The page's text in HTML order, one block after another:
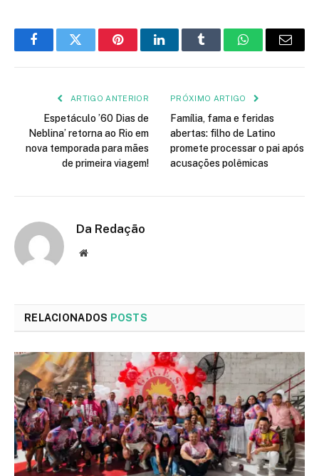
FacebookTwitter PinterestLinkedInTumblr WhatsApp
E-
ARTIGO ANTERIOR
Espetáculo ’60 Dias de
Neblina’ retorna ao Rio em
nova temporada para mães
de primeira viagem!
PRÓXIMO ARTIGO
Família, fama e feridas
abertas: filho de Latino
promete processar o pai após
acusações polêmicas
Da Redação
Site
RELACIONADOS POSTS